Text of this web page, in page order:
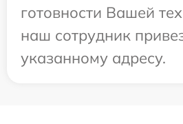
готовности Вашей
наш сотрудник
указанному адресу.